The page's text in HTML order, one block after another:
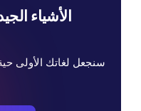
الأشياء
سنجعل لغاتك الأولى